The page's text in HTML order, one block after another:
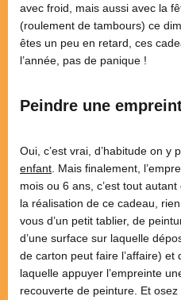
avec froid, mais aussi avec la
(roulement de tambours) ce
êtes un peu en retard, ces
l’année, pas de panique !
Peindre une
Oui, c’est vrai, d’habitude on y
enfant . Mais finalement,
mois ou 6 ans, c’est tout
la réalisation de ce cadeau,
vous d’un petit tablier, de
d’une surface sur laquelle
de carton peut faire l’affaire) et
laquelle appuyer l’empreinte
recouverte de peinture. Et